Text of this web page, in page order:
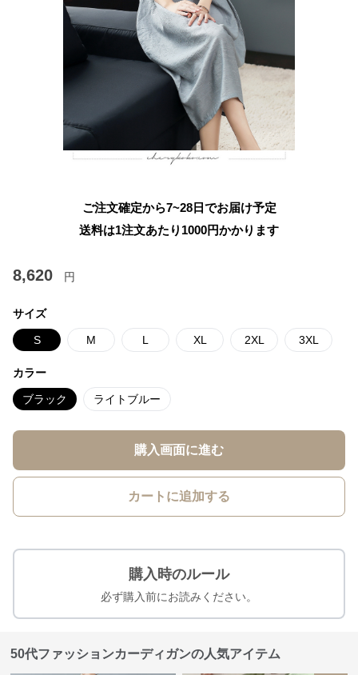
ご注文確定から7~28日でお届け予定
送料は1注文あたり 1000円かかります
8,620 円
サイズ
S M L XL 2XL 3XL
カラー
ブラック ライトブルー
購入画面に進む
カートに追加する
購入時のルール
必ず購入前にお読みください。
50代ファッションカーディガンの人気アイテム